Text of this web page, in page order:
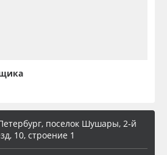
поселок Шушары, 2-й
10, строение 1